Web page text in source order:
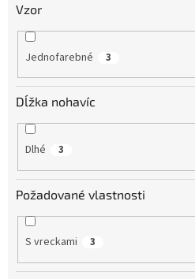
Vzor
Jednofarebné 3
Dĺžka nohavíc
Dlhé 3
Požadované vlastnosti
S vreckami 3